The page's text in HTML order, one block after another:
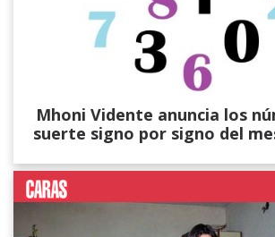
Mhoni Vidente anuncia los
suerte signo por signo del